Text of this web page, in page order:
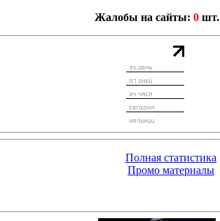
Жалобы на сайты: 0 шт.
Полная статистика
Промо материалы